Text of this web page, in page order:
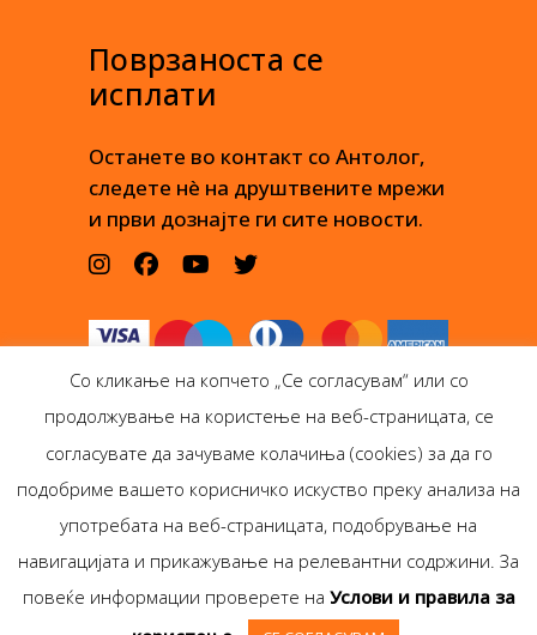
Поврзаноста се
исплати
Останете во контакт со Антолог,
следете нè на друштвените мрежи
и први дознајте ги сите новости.
Антолог Боокс дооел
Copyright © Antolog
Со кликање на копчето „Се согласувам“ или со
продолжување на користење на веб-страницата, се
согласувате да зачуваме колачиња (cookies) за да го
подобриме вашето корисничко искуство преку анализа на
употребата на веб-страницата, подобрување на
навигацијата и прикажување на релевантни содржини. За
повеќе информации проверете на Услови и правила за